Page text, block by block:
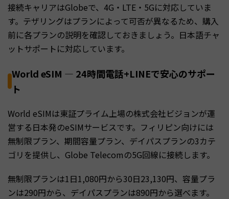
接続キャリアはGlobeで、4G・LTE・5Gに対応していま
す。テザリングはプランによって可否が異なるため、購入
前に各プランの説明を確認しておきましょう。日本語チャ
ットサポートに対応しています。
World eSIM — 24時間電話+LINEで安心のサポー
ト
World eSIMは東証プライム上場の株式会社ビジョンが運
営する日本発のeSIMサービスです。フィリピン向けには
無制限プラン、期間容量プラン、デイパスプランの3カテ
ゴリを提供し、Globe Telecomの5G回線に接続します。
無制限プランは1日1,080円から30日23,130円、容量プラ
ンは290円から、デイパスプランは890円から選べます。